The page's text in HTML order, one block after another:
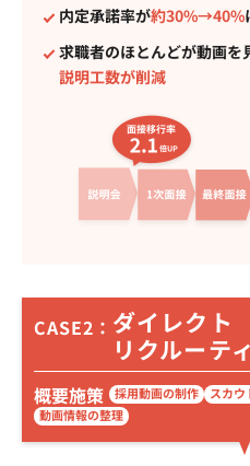
内定承諾率が約30%→40%
求職者のほとんどが動画を
説明工数が削減
CASE2： ダイレクト
リクルーテ
概要施策 採用動画の制作
スカウ
動画情報の整理